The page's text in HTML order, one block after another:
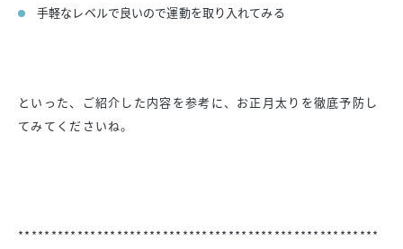
手軽なレベルで良いので運動を取り入れてみる
といった、ご紹介した内容を参考に、お正月太りを徹底予防し
てみてくださいね。
*******************************************************